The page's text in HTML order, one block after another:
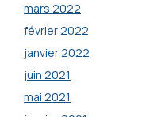
mars 2022
février 2022
janvier 2022
juin 2021
mai 2021